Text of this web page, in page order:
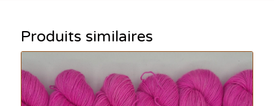
Produits similaires